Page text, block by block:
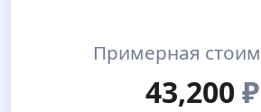
Примерная
43,200₽